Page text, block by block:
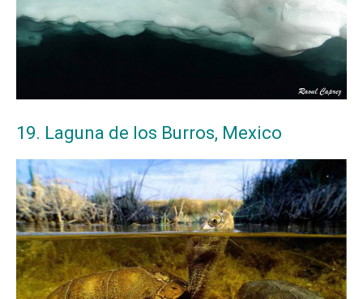
19. Laguna de los Burros, Mexico